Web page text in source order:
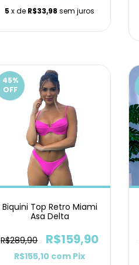
5 x de R$33,98 sem juros
45%
OFF
Biquini Top Retro Miami
Asa Delta
R$289,90 R$159,90
R$155,10 com Pix